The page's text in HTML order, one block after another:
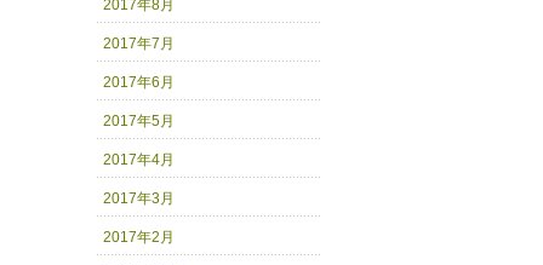
2017年8月
2017年7月
2017年6月
2017年5月
2017年4月
2017年3月
2017年2月